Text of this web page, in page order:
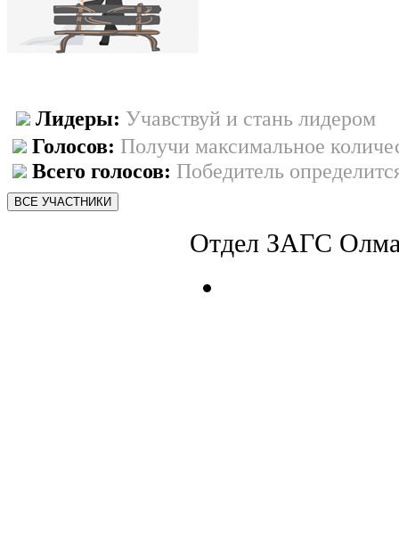
Лидеры: Учавствуй и стань лидером
Голосов: Получи максимальное
Всего голосов: Победитель
ВСЕ УЧАСТНИКИ
Отдел ЗАГС